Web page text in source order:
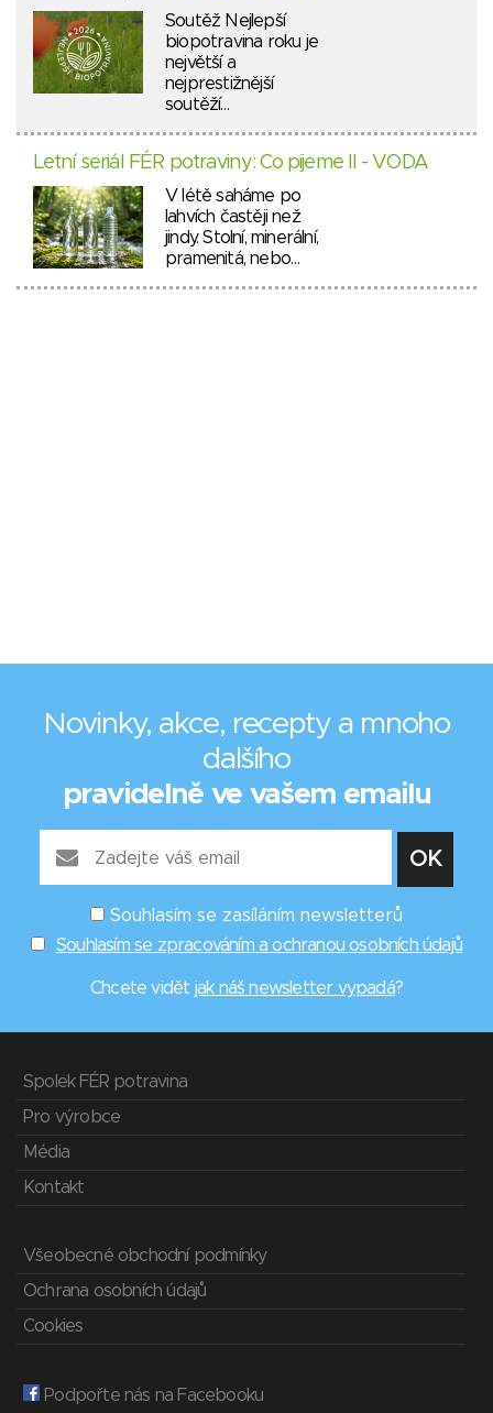
Soutěž Nejlepší
biopotravina roku je
největší a
nejprestižnější
soutěží…
Letní seriál FÉR potraviny: Co pijeme II - VODA
V létě saháme po
lahvích častěji než
jindy. Stolní, minerální,
pramenitá, nebo…
Novinky, akce, recepty a mnoho
dalšího
pravidelně ve vašem emailu
Souhlasím se zasíláním newsletterů
Souhlasím se zpracováním a ochranou osobních údajů
Chcete vidět jak náš newsletter vypadá?
Spolek FÉR potravina
Pro výrobce
Média
Kontakt
Všeobecné obchodní podmínky
Ochrana osobních údajů
Cookies
Podpořte nás na Facebooku